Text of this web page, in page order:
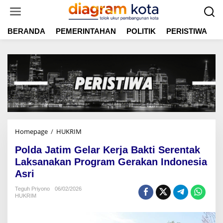
t
BERANDA PEMERINTAHAN POLITIK PERISTIWA
Homepage / HUKRIM
l
d
Polda Jatim Gelar Kerja Bakti Serentak
Laksanakan Program Gerakan Indonesia
Asri
Teguh Priyono
06/02/2026
HUKRIM